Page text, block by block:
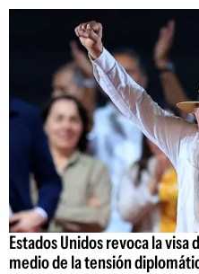
Estados Unidos revoca la visa
medio de la tensión